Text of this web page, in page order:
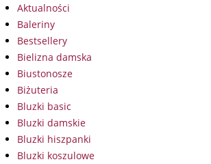
Aktualności
Baleriny
Bestsellery
Bielizna damska
Biustonosze
Biżuteria
Bluzki basic
Bluzki damskie
Bluzki hiszpanki
Bluzki koszulowe